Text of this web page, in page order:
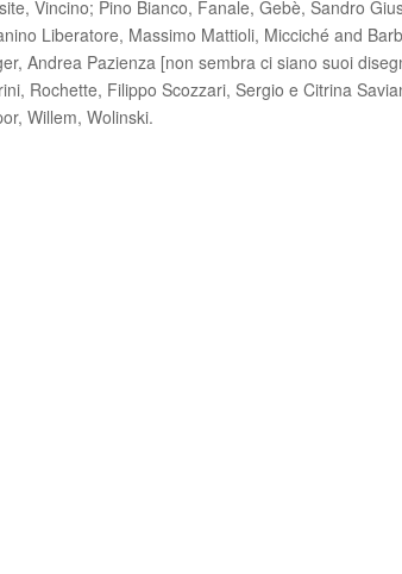
Vincino; Pino Bianco, Fanale, Gebè, Sandro
Liberatore, Massimo Mattioli, Micciché and
Andrea Pazienza [non sembra ci siano suoi
Rochette, Filippo Scozzari, Sergio e Citrina
Willem, Wolinski.